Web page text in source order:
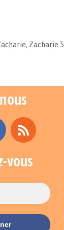
, Zacharie 5
vous